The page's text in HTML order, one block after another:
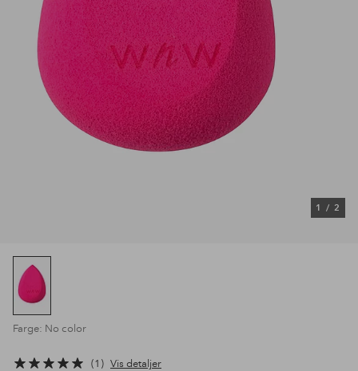
1 / 2
Farge: No color
1 Vis detaljer